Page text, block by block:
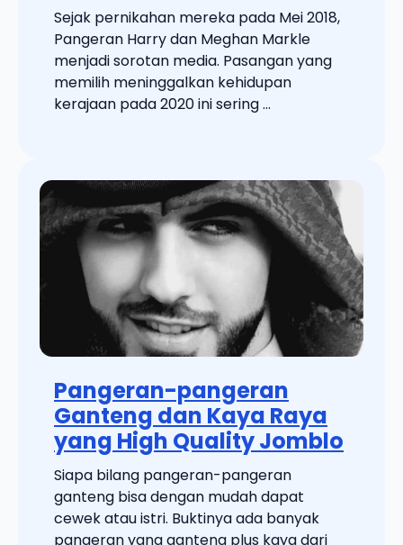
Sejak pernikahan mereka pada Mei 2018,
Pangeran Harry dan Meghan Markle
menjadi sorotan media. Pasangan yang
memilih meninggalkan kehidupan
kerajaan pada 2020 ini sering ...
Pangeran-pangeran
Ganteng dan Kaya Raya
yang High Quality Jomblo
Siapa bilang pangeran-pangeran
ganteng bisa dengan mudah dapat
cewek atau istri. Buktinya ada banyak
pangeran yang ganteng plus kaya dari